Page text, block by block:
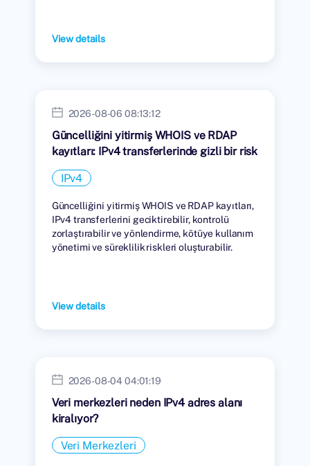
View details
2026-08-06 08:13:12
Güncelliğini yitirmiş WHOIS ve RDAP
kayıtları: IPv4 transferlerinde gizli bir risk
IPv4
Güncelliğini yitirmiş WHOIS ve RDAP kayıtları,
IPv4 transferlerini geciktirebilir, kontrolü
zorlaştırabilir ve yönlendirme, kötüye kullanım
yönetimi ve süreklilik riskleri oluşturabilir.
View details
2026-08-04 04:01:19
Veri merkezleri neden IPv4 adres alanı
kiralıyor?
Veri Merkezleri